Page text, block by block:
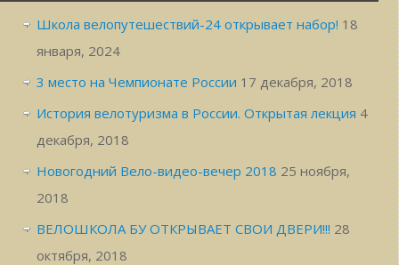
Школа велопутешествий-24 открывает набор! 18
января, 2024
3 место на Чемпионате России 17 декабря, 2018
История велотуризма в России. Открытая лекция 4
декабря, 2018
Новогодний Вело-видео-вечер 2018 25 ноября,
2018
ВЕЛОШКОЛА БУ ОТКРЫВАЕТ СВОИ ДВЕРИ!!! 28
октября, 2018